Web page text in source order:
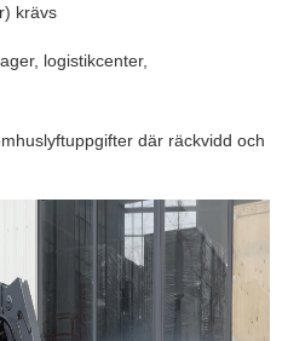
krävs
logistikcenter,
där räckvidd och